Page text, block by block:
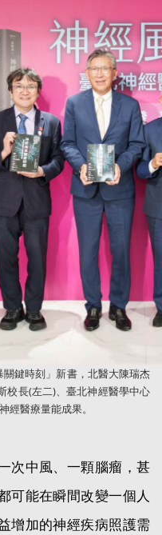
鍵時刻」新書，北醫大陳瑞杰
校長(左二)、臺北神經醫學中心
經醫療量能成果。
次中風、一顆腦瘤，甚
可能在瞬間改變一個人
增加的神經疾病照護需